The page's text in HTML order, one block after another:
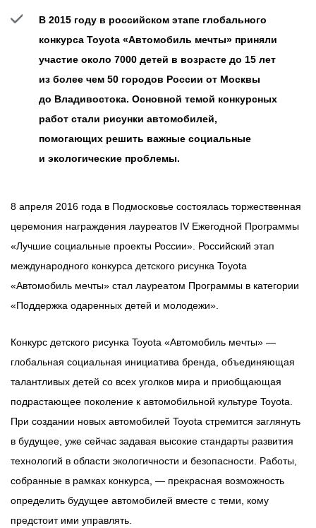
В 2015 году в российском этапе глобального
конкурса Toyota «Автомобиль мечты» приняли
участие около 7000 детей в возрасте до 15 лет
из более чем 50 городов России от Москвы
до Владивостока. Основной темой конкурсных
работ стали рисунки автомобилей,
помогающих решить важные социальные
и экологические проблемы.
8 апреля 2016 года в Подмосковье состоялась торжественная
церемония награждения лауреатов IV Ежегодной Программы
«Лучшие социальные проекты России». Российский этап
международного конкурса детского рисунка Toyota
«Автомобиль мечты» стал лауреатом Программы в категории
«Поддержка одаренных детей и молодежи».
Конкурс детского рисунка Toyota «Автомобиль мечты» —
глобальная социальная инициатива бренда, объединяющая
талантливых детей со всех уголков мира и приобщающая
подрастающее поколение к автомобильной культуре Toyota.
При создании новых автомобилей Toyota стремится заглянуть
в будущее, уже сейчас задавая высокие стандарты развития
технологий в области экологичности и безопасности. Работы,
собранные в рамках конкурса, — прекрасная возможность
определить будущее автомобилей вместе с теми, кому
предстоит ими управлять.